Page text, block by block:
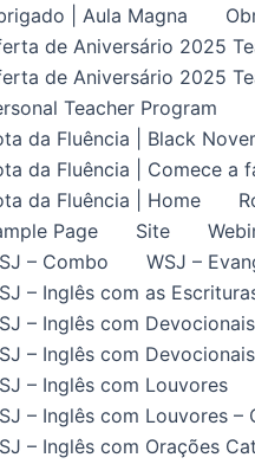
| Aula Magna
de Aniversário 2025
de Aniversário 2025
Teacher Program
da Fluência | Black
da Fluência | Comece a
da Fluência | Home
Page
Site
– Combo
WSJ –
– Inglês com as
– Inglês com
– Inglês com
– Inglês com Louvores
– Inglês com Louvores –
– Inglês com Orações